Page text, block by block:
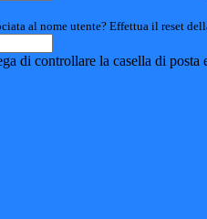
al nome utente? Effettua il reset
di controllare la casella di posta